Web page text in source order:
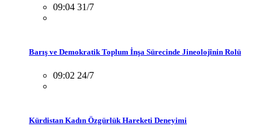
09:04 31/7
Barış ve Demokratik Toplum İnşa Sürecinde Jineolojînin Rolü
09:02 24/7
Kürdistan Kadın Özgürlük Hareketi Deneyimi